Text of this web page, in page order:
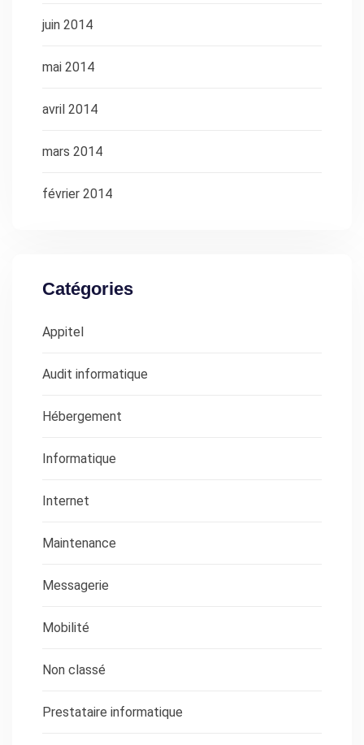
juin 2014
mai 2014
avril 2014
mars 2014
février 2014
Catégories
Appitel
Audit informatique
Hébergement
Informatique
Internet
Maintenance
Messagerie
Mobilité
Non classé
Prestataire informatique